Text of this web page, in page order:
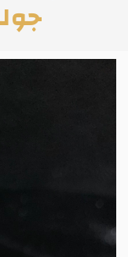
جولد FINE GOLD